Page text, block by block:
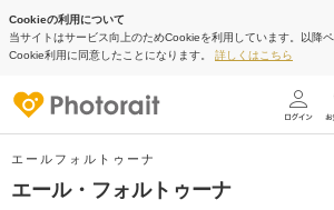
Cookieの利用について
当サイトはサービス向上のためCookieを利用しています。以降ペ
Cookie利用に同意したことになります。 詳しくはこちら
エールフォルトゥーナ
エール・フォルトゥーナ